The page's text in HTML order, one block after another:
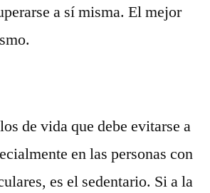
a sí misma. El mejor
de vida que debe evitarse a
en las personas con
es el sedentario. Si a la